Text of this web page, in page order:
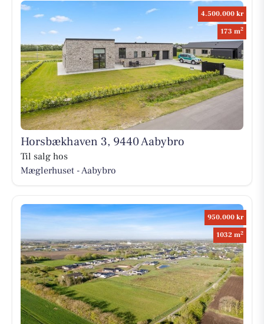
4.500.000 kr
173 m2
Horsbækhaven 3, 9440 Aabybro
Til salg hos
Mæglerhuset - Aabybro
950.000 kr
1032 m2